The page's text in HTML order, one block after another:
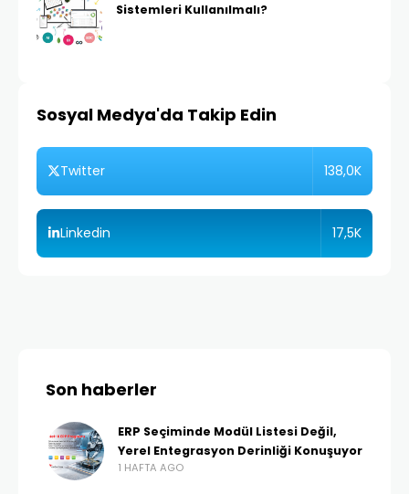
Sistemleri Kullanılmalı?
Sosyal Medya'da Takip Edin
Twitter 138,0K
Linkedin 17,5K
Son haberler
ERP Seçiminde Modül Listesi Değil,
Yerel Entegrasyon Derinliği Konuşuyor
1 HAFTA AGO